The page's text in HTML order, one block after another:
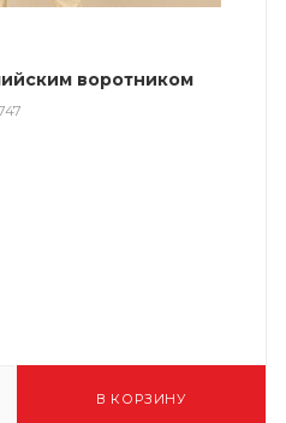
воротником
В КОРЗИНУ